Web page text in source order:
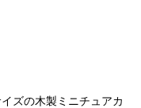
ズの木製ミニチュアカ